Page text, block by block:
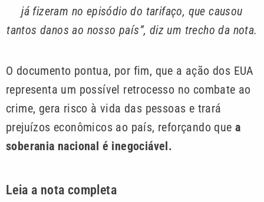
já fizeram no episódio do tarifaço, que causou
tantos danos ao nosso país”, diz um trecho da nota.
O documento pontua, por fim, que a ação dos EUA
representa um possível retrocesso no combate ao
crime, gera risco à vida das pessoas e trará
prejuízos econômicos ao país, reforçando que a
soberania nacional é inegociável.
Leia a nota completa